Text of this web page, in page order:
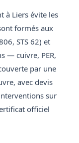
à Liers évite les
formés aux
STS 62) et
— cuivre, PER,
par une
avec devis
sur
officiel